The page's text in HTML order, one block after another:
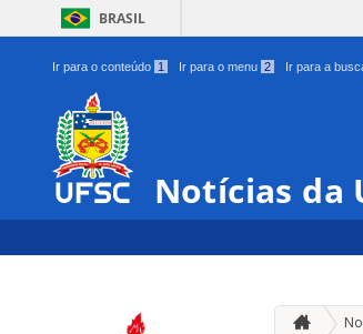
BRASIL
Ir para o conteúdo 1 Ir para o menu 2 Ir para a
Notícias da